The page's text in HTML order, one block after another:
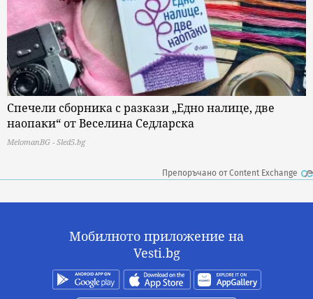
Спечели сборника с разкази „Едно налице, две
наопаки“ от Веселина Седларска
MelomanBG - Sled5.bg
Препоръчано от Content Exchange
Мобилното приложение на
Vesti.bg